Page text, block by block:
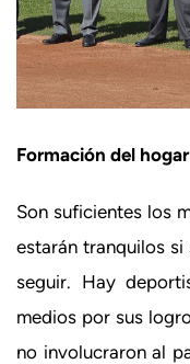
Formación del
Son suficientes los
estarán tranquilos
seguir. Hay
medios por sus
no involucraron al